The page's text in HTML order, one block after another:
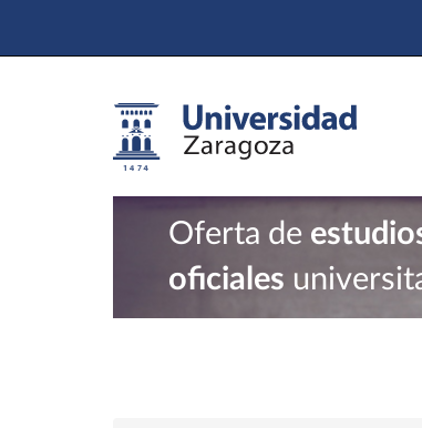
Oferta de
oficiales